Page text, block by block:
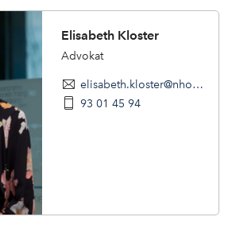
Elisabeth Kloster
Advokat
elisabeth.kloster@nhoreiseliv.no
93 01 45 94